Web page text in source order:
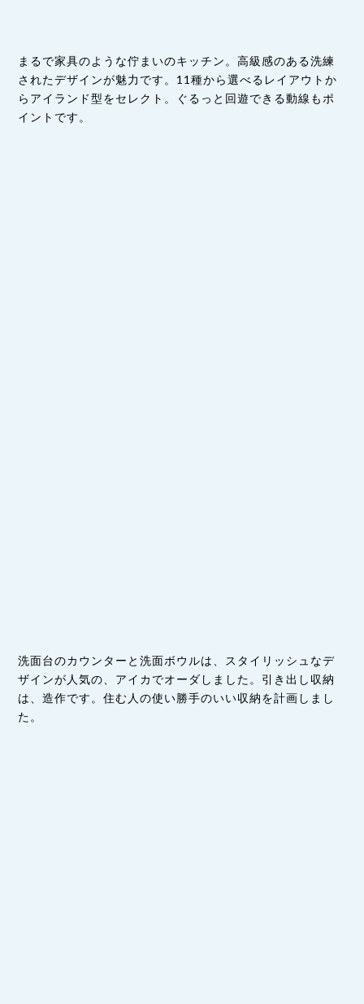
まるで家具のような佇まいのキッチン。高級感のある洗練
されたデザインが魅力です。11種から選べるレイアウトか
らアイランド型をセレクト。ぐるっと回遊できる動線もポ
イントです。
洗面台のカウンターと洗面ボウルは、スタイリッシュなデ
ザインが人気の、アイカでオーダしました。引き出し収納
は、造作です。住む人の使い勝手のいい収納を計画しまし
た。